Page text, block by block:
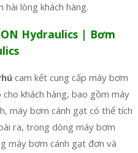
hài lòng khách hàng.
Hydraulics | Bơm
cam kết cung cấp máy bơm
khách hàng, bao gồm máy
máy bơm cánh gạt có thể tích
ra, trong dòng máy bơm
máy bơm cánh gạt đơn và